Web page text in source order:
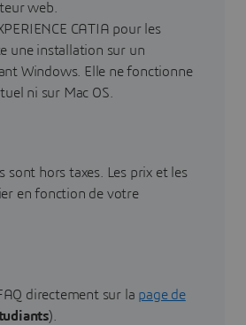
web.
CATIA pour les
une installation sur un
Windows. Elle ne fonctionne
ni sur Mac OS.
sont hors taxes. Les prix et les
en fonction de votre
directement sur la page de
).